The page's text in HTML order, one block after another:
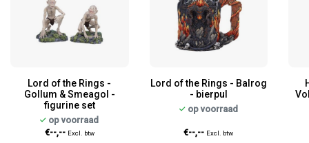
Lord of the Rings -
Gollum & Smeagol -
figurine set
op voorraad
€--,-- Excl. btw
Lord of the Rings - Balrog
- bierpul
op voorraad
€--,-- Excl. btw